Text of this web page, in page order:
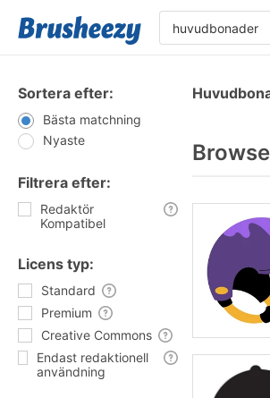
Sortera efter:
Bästa matchning
Nyaste
Filtrera efter:
Redaktör
Kompatibel
Licens typ:
Standard
Premium
Creative Commons
Endast redaktionell
användning